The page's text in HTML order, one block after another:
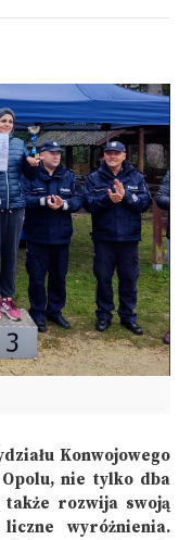
Konwojowego
nie tylko dba
rozwija swoją
wyróżnienia.